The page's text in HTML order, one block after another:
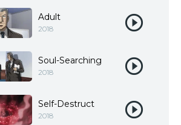
Adult
2018
Soul-Searching
2018
Self-Destruct
2018